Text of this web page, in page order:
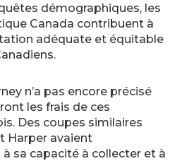
démographiques, les
Canada contribuent à
adéquate et équitable
n’a pas encore précisé
les frais de ces
Des coupes similaires
Harper avaient
sa capacité à collecter et à